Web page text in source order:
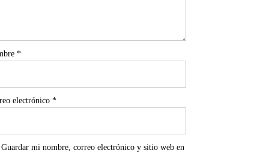
*
electrónico *
Guardar mi nombre, correo electrónico y sitio web en